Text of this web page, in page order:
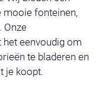
mooie fonteinen,
Onze
eenvoudig om
te bladeren en
je koopt.